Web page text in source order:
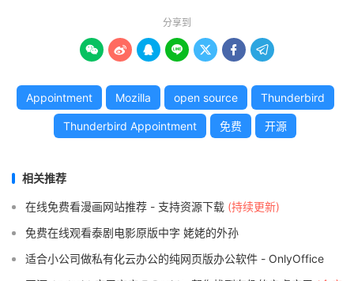
分享到
      
Appointment Mozilla open source Thunderbird
Thunderbird Appointment 免费 开源
相关推荐
在线免费看漫画网站推荐 - 支持资源下载 (持续更新)
免费在线观看泰剧电影原版中字 姥姥的外孙
适合小公司做私有化云办公的纯网页版办公软件 - OnlyOffice